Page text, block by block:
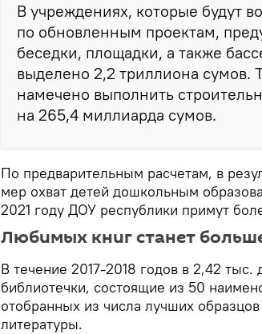
В учреждениях, которые будут
по обновленным проектам,
беседки, площадки, а также
выделено 2,2 триллиона сумов.
намечено выполнить
на 265,4 миллиарда сумов.
По предварительным расчетам, в
мер охват детей дошкольным
2021 году ДОУ республики примут
Любимых книг станет
В течение 2017-2018 годов в 2,42 тыс.
библиотечки, состоящие из 50
отобранных из числа лучших
литературы.